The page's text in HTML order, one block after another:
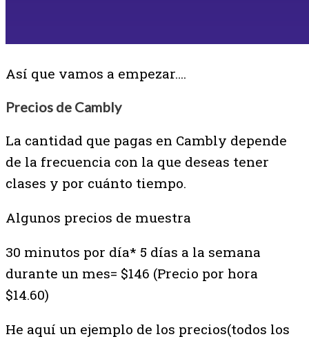
Así que vamos a empezar….
Precios de Cambly
La cantidad que pagas en Cambly depende
de la frecuencia con la que deseas tener
clases y por cuánto tiempo.
Algunos precios de muestra
30 minutos por día* 5 días a la semana
durante un mes= $146 (Precio por hora
$14.60)
He aquí un ejemplo de los precios(todos los